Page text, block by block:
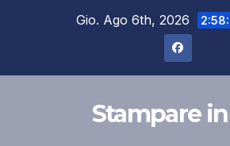
Gio. Ago 6th, 2026
Stampare